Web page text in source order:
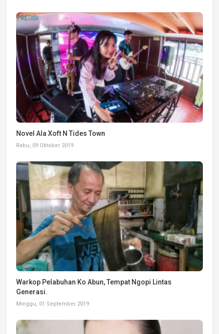
Novel Ala Xoft N Tides Town
Rabu, 09 Oktober 2019
Warkop Pelabuhan Ko Abun, Tempat Ngopi Lintas
Generasi.
Minggu, 01 September 2019